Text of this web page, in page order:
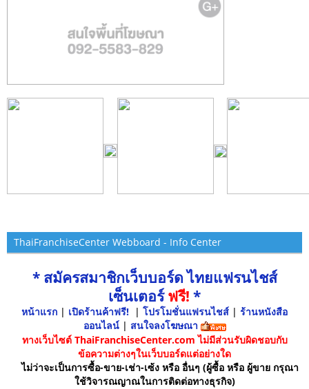
ThaiFranchiseCenter Webboard - Info Center
* สมัครสมาชิกเว็บบอร์ด ไทยแฟรนไชส์
เซ็นเตอร์ฟรี! *
หน้าแรก | เปิดร้านค้าฟรี! | โปรโมชั่นแฟรนไชส์ | ร้านหนังสือ
ออนไลน์ | สนใจลงโฆษณา
ทางเว็บไซต์ ThaiFranchiseCenter.com ไม่มีส่วนรับผิดชอบกับ
ข้อความต่างๆในเว็บบอร์ดแต่อย่างใด
ไม่ว่าจะเป็นการซื้อ-ขาย-เช่า-เซ้ง หรือ อื่นๆ (ผู้ซื้อ หรือ ผู้ขาย กรุณา
ใช้วิจารณญาณในการติดต่อทางธุรกิจ)